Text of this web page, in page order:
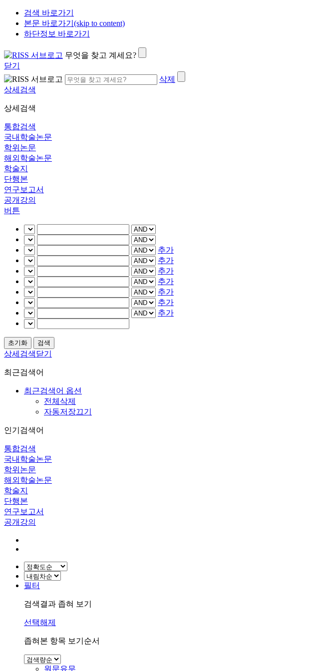
검색 바로가기
본문 바로가기(skip to content)
하단정보 바로가기
무엇을 찾고 계세요?
닫기
삭제
상세검색
상세검색
통합검색
국내학술논문
학위논문
해외학술논문
학술지
단행본
연구보고서
공개강의
버튼
추가
추가
추가
추가
추가
추가
추가
상세검색닫기
최근검색어
최근검색어 옵션
전체삭제
자동저장끄기
인기검색어
통합검색
국내학술논문
학위논문
해외학술논문
학술지
단행본
연구보고서
공개강의
필터
검색결과 좁혀 보기
선택해제
좁혀본 항목 보기순서
원문유무